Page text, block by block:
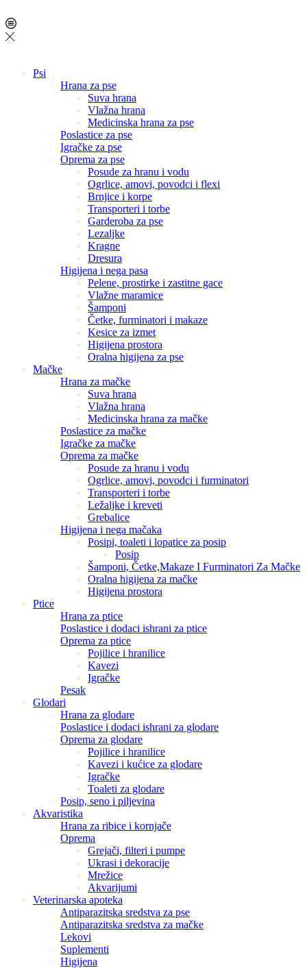
Psi
Hrana za pse
Suva hrana
Vlažna hrana
Medicinska hrana za pse
Poslastice za pse
Igračke za pse
Oprema za pse
Posude za hranu i vodu
Ogrlice, amovi, povodci i flexi
Brnjice i korpe
Transporteri i torbe
Garderoba za pse
Lezaljke
Kragne
Dresura
Higijena i nega pasa
Pelene, prostirke i zastitne gace
Vlažne maramice
Šamponi
Četke, furminatori i makaze
Kesice za izmet
Higijena prostora
Oralna higijena za pse
Mačke
Hrana za mačke
Suva hrana
Vlažna hrana
Medicinska hrana za mačke
Poslastice za mačke
Igračke za mačke
Oprema za mačke
Posude za hranu i vodu
Ogrlice, amovi, povodci i furminatori
Transporteri i torbe
Ležaljke i kreveti
Grebalice
Higijena i nega mačaka
Posipi, toaleti i lopatice za posip
Posip
Šamponi, Četke,Makaze I Furminatori Za Mačke
Oralna higijena za mačke
Higijena prostora
Ptice
Hrana za ptice
Poslastice i dodaci ishrani za ptice
Oprema za ptice
Pojilice i hranilice
Kavezi
Igračke
Pesak
Glodari
Hrana za glodare
Poslastice i dodaci ishrani za glodare
Oprema za glodare
Pojilice i hranilice
Kavezi i kućice za glodare
Igračke
Toaleti za glodare
Posip, seno i piljevina
Akvaristika
Hrana za ribice i kornjače
Oprema
Grejači, filteri i pumpe
Ukrasi i dekoracije
Mrežice
Akvarijumi
Veterinarska apoteka
Antiparazitska sredstva za pse
Antiparazitska sredstva za mačke
Lekovi
Suplementi
Higijena